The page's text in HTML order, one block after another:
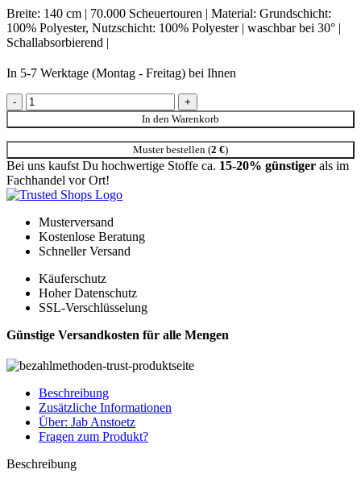
Breite: 140 cm | 70.000 Scheuertouren | Material: Grundschicht:
100% Polyester, Nutzschicht: 100% Polyester | waschbar bei 30° |
Schallabsorbierend |
In 5-7 Werktage (Montag - Freitag) bei Ihnen
JA3005-038 Champion Samtvorhang & Polsterstoff grün Menge
In den Warenkorb
Muster bestellen (2 €)
Bei uns kaufst Du hochwertige Stoffe ca. 15-20% günstiger als im
Fachhandel vor Ort!
Musterversand
Kostenlose Beratung
Schneller Versand
Käuferschutz
Hoher Datenschutz
SSL-Verschlüsselung
Günstige Versandkosten für alle Mengen
Beschreibung
Zusätzliche Informationen
Über: Jab Anstoetz
Fragen zum Produkt?
Beschreibung